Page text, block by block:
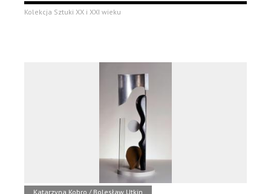
Kolekcja Sztuki XX i XXI wieku
Katarzyna Kobro / Bolesław Utkin